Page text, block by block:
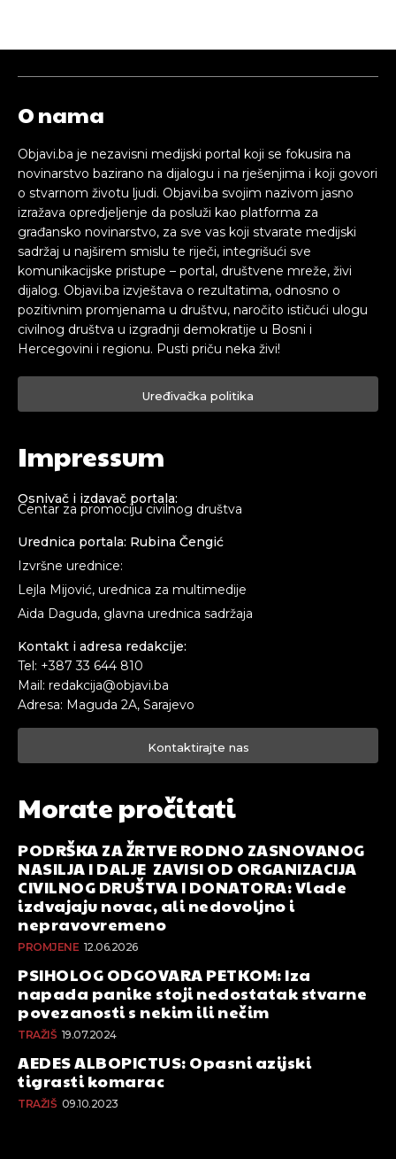
O nama
Objavi.ba je nezavisni medijski portal koji se fokusira na
novinarstvo bazirano na dijalogu i na rješenjima i koji govori
o stvarnom životu ljudi. Objavi.ba svojim nazivom jasno
izražava opredjeljenje da posluži kao platforma za
građansko novinarstvo, za sve vas koji stvarate medijski
sadržaj u najširem smislu te riječi, integrišući sve
komunikacijske pristupe – portal, društvene mreže, živi
dijalog. Objavi.ba izvještava o rezultatima, odnosno o
pozitivnim promjenama u društvu, naročito ističući ulogu
civilnog društva u izgradnji demokratije u Bosni i
Hercegovini i regionu. Pusti priču neka živi!
Uređivačka politika
Impressum
Osnivač i izdavač portala:
Centar za promociju civilnog društva
Urednica portala: Rubina Čengić
Izvršne urednice:
Lejla Mijović, urednica za multimedije
Aida Daguda, glavna urednica sadržaja
Kontakt i adresa redakcije:
Tel: +387 33 644 810
Mail: redakcija@objavi.ba
Adresa: Maguda 2A, Sarajevo
Kontaktirajte nas
Morate pročitati
PODRŠKA ZA ŽRTVE RODNO ZASNOVANOG
NASILJA I DALJE ZAVISI OD ORGANIZACIJA
CIVILNOG DRUŠTVA I DONATORA: Vlade
izdvajaju novac, ali nedovoljno i
nepravovremeno
PROMJENE 12.06.2026
PSIHOLOG ODGOVARA PETKOM: Iza
napada panike stoji nedostatak stvarne
povezanosti s nekim ili nečim
TRAŽIŠ 19.07.2024
AEDES ALBOPICTUS: Opasni azijski
tigrasti komarac
TRAŽIŠ 09.10.2023